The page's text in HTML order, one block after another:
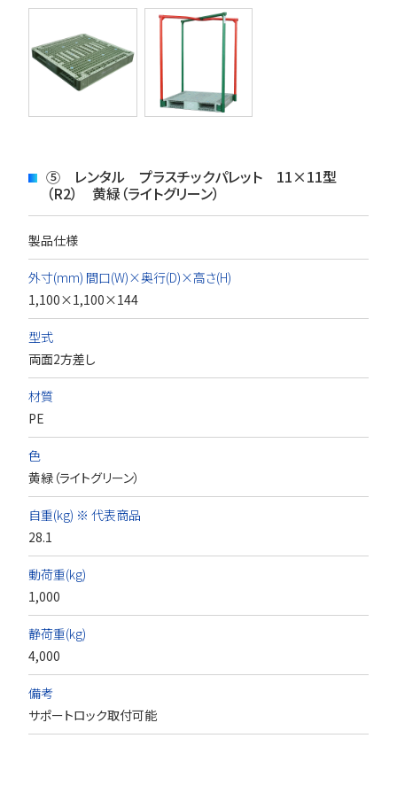
⑤ レンタル プラスチックパレット 11×11型
（R2） 黄緑（ライトグリーン）
製品仕様
外寸(mm) 間口(W)×奥行(D)×高さ(H)
1,100×1,100×144
型式
両面2方差し
材質
PE
色
黄緑（ライトグリーン）
自重(kg) ※ 代表商品
28.1
動荷重(kg)
1,000
静荷重(kg)
4,000
備考
サポートロック取付可能